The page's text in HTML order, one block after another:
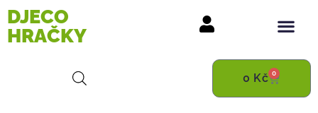
DJECO
HRAČKY
0 Kč 0